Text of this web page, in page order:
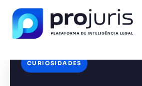
CURIOSIDADES